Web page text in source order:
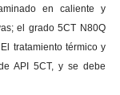
en caliente y
el grado 5CT N80Q
tratamiento térmico y
API 5CT, y se debe